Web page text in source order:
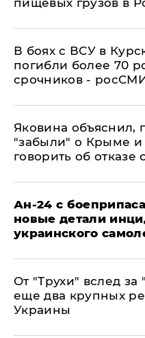
пищевых грузов в
В боях с ВСУ в
погибли более 70
срочников -
Яковина объяснил,
"забыли" о Крыме и
говорить об отказе
Ан-24 с
новые детали
украинского
От "Трухи" вслед за
еще два крупных
Украины